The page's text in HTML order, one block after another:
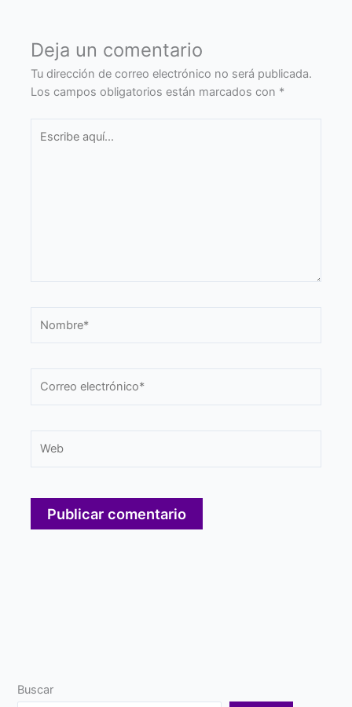
Deja un comentario
Tu dirección de correo electrónico no será publicada.
Los campos obligatorios están marcados con *
aquí...
electrónico*
Buscar